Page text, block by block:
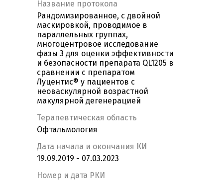
Название протокола
Рандомизированное, с двойной
маскировкой, проводимое в
параллельных группах,
многоцентровое исследование
фазы 3 для оценки эффективности
и безопасности препарата QL1205 в
сравнении с препаратом
Луцентис® у пациентов с
неоваскулярной возрастной
макулярной дегенерацией
Терапевтическая область
Офтальмология
Дата начала и окончания КИ
19.09.2019 - 07.03.2023
Номер и дата РКИ